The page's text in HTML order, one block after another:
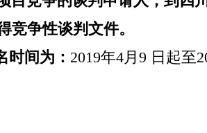
竞争性谈判文件。
时间为： 2019年4月9 日起至